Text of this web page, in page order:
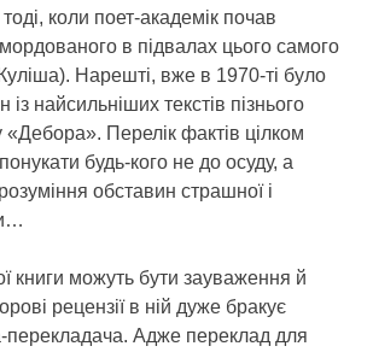
коли поет-академік почав
в підвалах цього самого
Нарешті, вже в 1970-ті було
найсильніших текстів пізнього
Перелік фактів цілком
будь-кого не до осуду, а
обставин страшної і
книги можуть бути зауваження й
рецензії в ній дуже бракує
перекладача. Адже переклад для